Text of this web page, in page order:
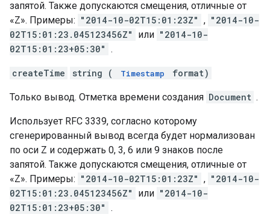
запятой. Также допускаются смещения, отличные от
«Z». Примеры: "2014-10-02T15:01:23Z" , "2014-10-
02T15:01:23.045123456Z"
или "2014-10-
02T15:01:23+05:30" .
createTime string ( Timestamp format)
Только вывод. Отметка времени создания Document .
Использует RFC 3339, согласно которому
сгенерированный вывод всегда будет нормализован
по оси Z и содержать 0, 3, 6 или 9 знаков после
запятой. Также допускаются смещения, отличные от
«Z». Примеры: "2014-10-02T15:01:23Z" , "2014-10-
02T15:01:23.045123456Z"
или "2014-10-
02T15:01:23+05:30" .